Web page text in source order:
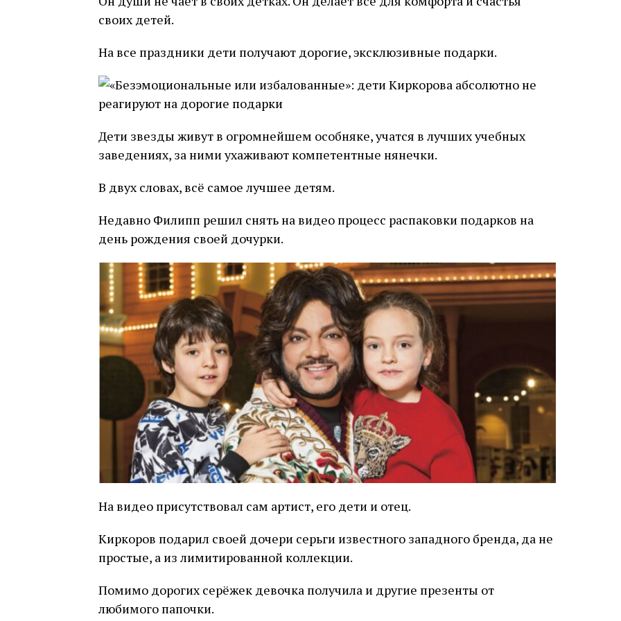
своих детей.
На все праздники дети получают дорогие, эксклюзивные подарки.
Дети звезды живут в огромнейшем особняке, учатся в лучших учебных
заведениях, за ними ухаживают компетентные нянечки.
В двух словах, всё самое лучшее детям.
Недавно Филипп решил снять на видео процесс распаковки подарков на
день рождения своей дочурки.
На видео присутствовал сам артист, его дети и отец.
Киркоров подарил своей дочери серьги известного западного бренда, да не
простые, а из лимитированной коллекции.
Помимо дорогих серёжек девочка получила и другие презенты от
любимого папочки.